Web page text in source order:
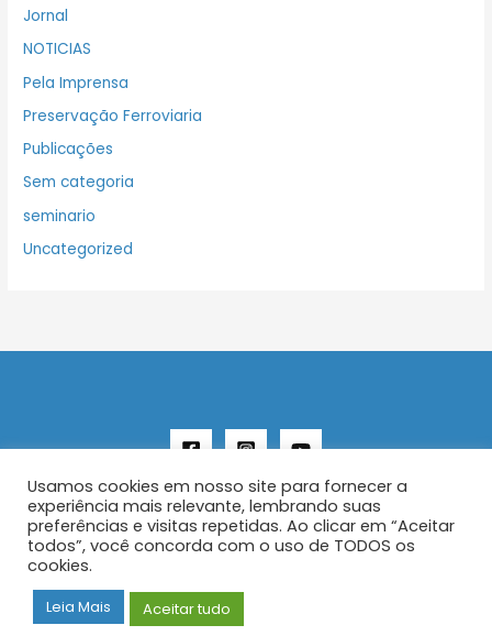
Jornal
NOTICIAS
Pela Imprensa
Preservação Ferroviaria
Publicações
Sem categoria
seminario
Uncategorized
Copyright © 2026 AENFER
Construído por IurySan
Usamos cookies em nosso site para fornecer a
experiência mais relevante, lembrando suas
preferências e visitas repetidas. Ao clicar em “Aceitar
todos”, você concorda com o uso de TODOS os
cookies.
Leia Mais Aceitar tudo